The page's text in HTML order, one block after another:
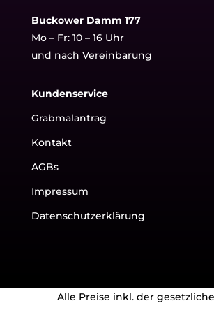
Buckower Damm 177
Mo – Fr: 10 – 16 Uhr
und nach Vereinbarung
Kundenservice
Grabmalantrag
Kontakt
AGBs
Impressum
Datenschutzerklärung
Alle Preise inkl. der